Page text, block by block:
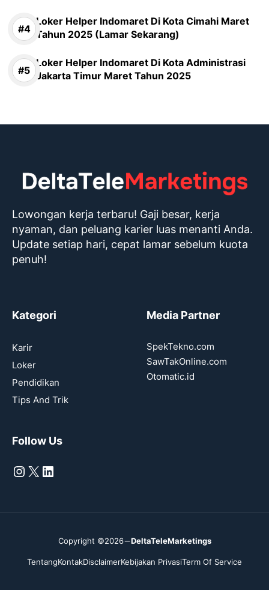
Loker Helper Indomaret Di Kota Cimahi Maret
Tahun 2025 (Lamar Sekarang)
Loker Helper Indomaret Di Kota Administrasi
Jakarta Timur Maret Tahun 2025
Lowongan kerja terbaru! Gaji besar, kerja
nyaman, dan peluang karier luas menanti Anda.
Update setiap hari, cepat lamar sebelum kuota
penuh!
Kategori
Karir
Loker
Pendidikan
Tips And Trik
Media Partner
SpekTekno.com
SawTakOnline.com
Otomatic.id
Follow Us
Instagram
X LinkedIn
Copyright ©2026 DeltaTeleMarketings
TentangKontakDisclaimerKebijakan PrivasiTerm Of Service